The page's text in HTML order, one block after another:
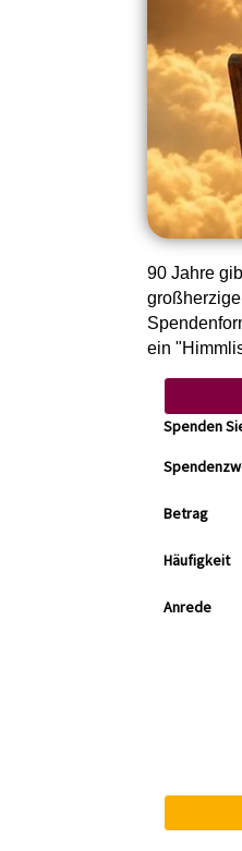
90 Jahre
ein